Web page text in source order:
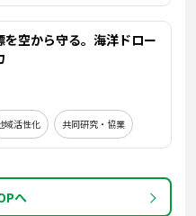
を空から守る。海洋ドロー
域活性化 共同研究・協業
へ